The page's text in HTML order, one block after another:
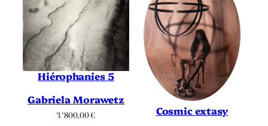
Hiérophanies 5
Gabriela Morawetz
3 ‘800.00€
Cosmic extasy